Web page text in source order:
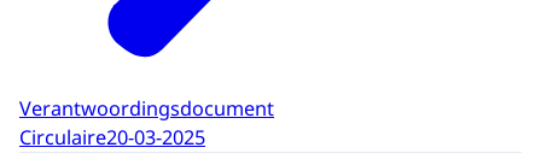
Verantwoordingsdocument
Circulaire20-03-2025